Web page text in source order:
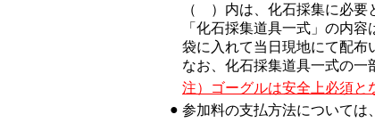
（ ）内は、化石採集に必要
「化石採集道具一式」の内
袋に入れて当日現地にて配布
なお、化石採集道具一式の一
注）ゴーグルは安全上必須と
● 参加料の支払方法については